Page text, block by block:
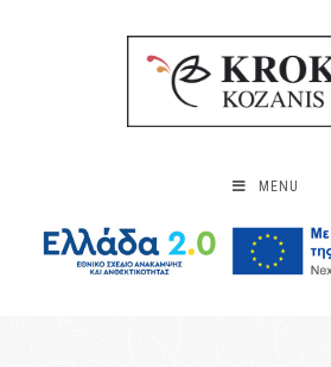
MENU